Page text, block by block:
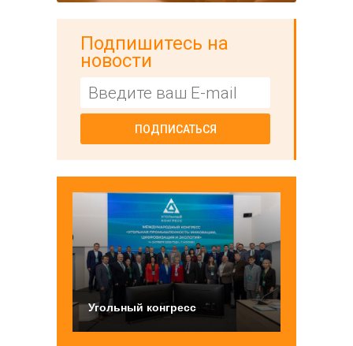
Подпишитесь на
новости
ПОДПИСАТЬСЯ
Угольный конгресс